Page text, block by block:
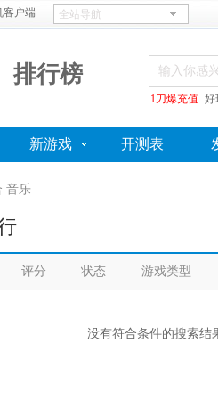
客户端
排行榜
1刀爆充值 好
新游戏 开测表
音乐
评分 状态 游戏类型
没有符合条件的搜索结